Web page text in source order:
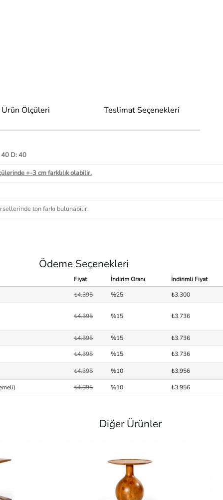
Ürün Ölçüleri Teslimat Seçenekleri
40 D: 40
+-3 cm farklılık olabilir.
ton farkı bulunabilir.
Ödeme Seçenekleri
Fiyat İndirim Oranı İndirimli Fiyat
₺4.395 %25 ₺3.300
₺4.395 %15 ₺3.736
₺4.395 %15 ₺3.736
₺4.395 %15 ₺3.736
₺4.395 %10 ₺3.956
₺4.395 %10 ₺3.956
Diğer Ürünler